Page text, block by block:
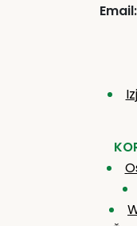
Email: